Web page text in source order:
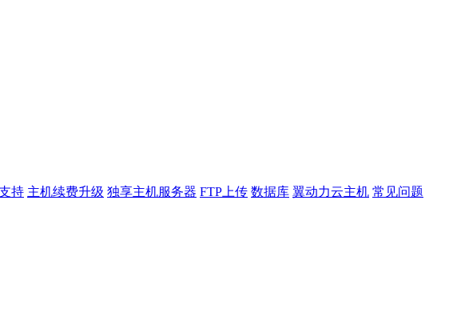
持 主机续费升级 独享主机服务器 FTP上传 数据库 翼动力云主机 常见问题